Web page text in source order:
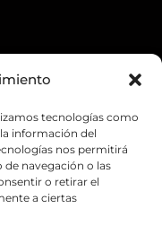
tecnologías como
información del
nos permitirá
navegación o las
o retirar el
a ciertas
personales